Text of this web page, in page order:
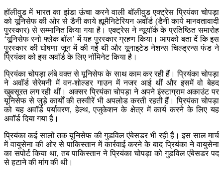
हॉलीवुड में भारत का झंडा ऊंचा करने वाली बॉलीवुड एक्ट्रेस प्रियंका चोपड़ा
को यूनिसेफ की ओर से डैनी काये ह्यूमैनिटेरियन अवॉर्ड (डैनी काये मानवतावादी
पुरस्कार) से सम्मानित किया गया है। एक्ट्रेस ने न्यूयॉर्क के प्रतिष्ठित समारोह
‘यूनिसेफ स्नो फ्लेक बॉल’ में यह पुरस्कार ग्रहण किया। आपको बता दें कि इस
पुरस्कार की घोषणा जून में की गई थी और यूनाइटेड नेशन्स चिल्ड्रन्स फंड ने
प्रियंका को इस अवॉर्ड के लिए नॉमिनेट किया है।
प्रियंका चोपड़ा लंबे वक्त से यूनिसेफ के साथ काम कर रही हैं। प्रियंका चोपड़ा
ने अवॉर्ड सेरेमनी में वन-शोल्डर गाउन में नजर आई थीं और इसमें वो बेहद
खुबसूरत लग रही थीं। अक्सर प्रियंका चोपड़ा ने अपने इंस्टाग्राम अकाउंट पर
यूनिसेफ से जुड़े कार्यों की तस्वीरें भी अपलोड करती रहती हैं। प्रियंका चोपड़ा
को यह अवॉर्ड पर्यावरण, हेल्थ, एजुकेशन के क्षेत्र में कार्य करने के लिए यह
अवॉर्ड दिया गया है।
प्रियंका कई सालों तक यूनिसेफ की गुडविल एंबेसडर भी रही हैं। इस साल मार्च
में वायुसेना की ओर से पाकिस्तान में कार्रवाई करने के बाद प्रियंका ने वायुसेना
का सपोर्ट किया था, तब पाकिस्तान ने प्रियंका चोपड़ा को गुडविल एंबेसडर पद
से हटाने की मांग की थी।